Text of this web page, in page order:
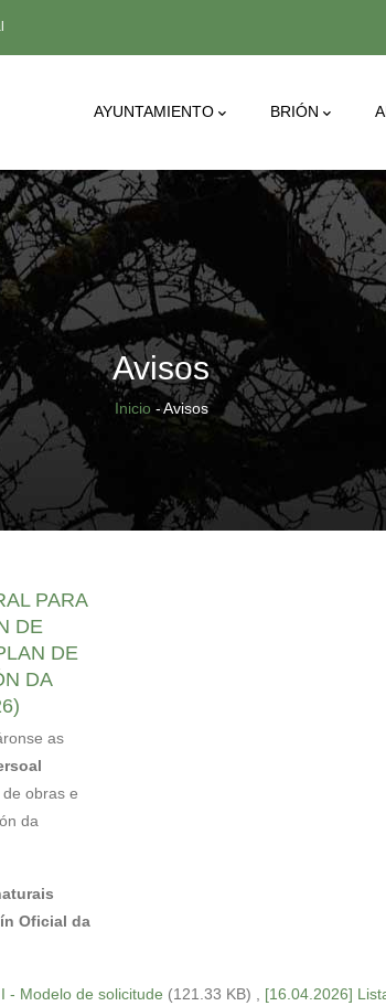
Main
AYUNTAMIENTO BRIÓN
Avisos
Sobrescribir
ayuda
Inicio -Avisos
PARA
DE
DE
DA
as
obras e
da
Oficial da
- Modelo de solicitude (121.33 KB)
[16.04.2026]